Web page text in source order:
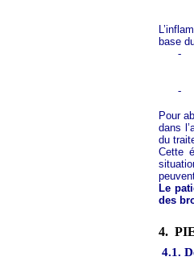
base
-
-
Pour
dans
du
Cette
Le
des
4.
4.1.